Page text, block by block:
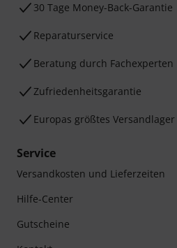
30 Tage Money-Back-Garantie
Reparaturservice
Beratung durch Fachexperten
Zufriedenheitsgarantie
Europas größtes Versandlager
Service
Versandkosten und Lieferzeiten
Hilfe-Center
Gutscheine